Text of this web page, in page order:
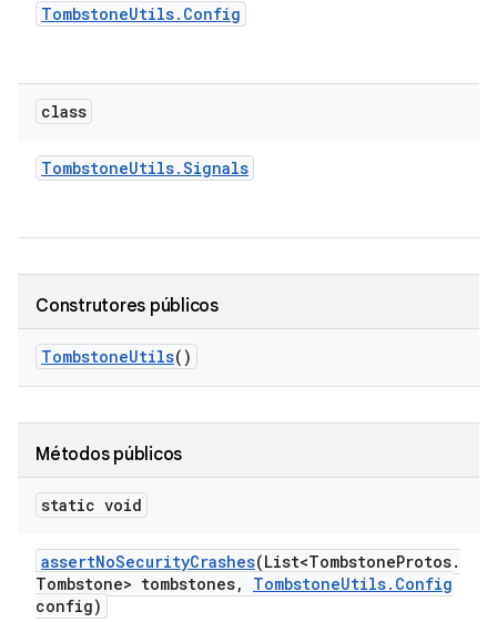
TombstoneUtils. Config
class
TombstoneUtils.Signals
Construtores públicos
TombstoneUtils()
Métodos públicos
static void
assertNoSecurityCrashes(List<TombstoneProtos.
Tombstone> tombstones, TombstoneUtils. Config
config)